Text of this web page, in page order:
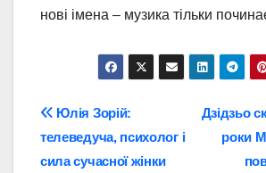
нові імена – музика тільки
Навігація
записів
Дзідзьо
роки
Юлія Зорій:
телеведуча, психолог і
сила сучасної жінки